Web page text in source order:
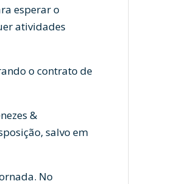
esperar o
atividades
o contrato de
&
salvo em
No